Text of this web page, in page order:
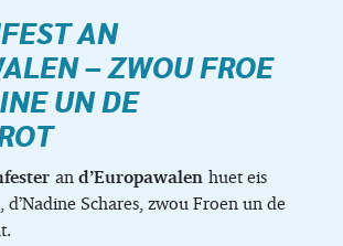
AN
– ZWOU FROE
UN DE
and’Europawalenhuet eis
Schares, zwou Froen un de